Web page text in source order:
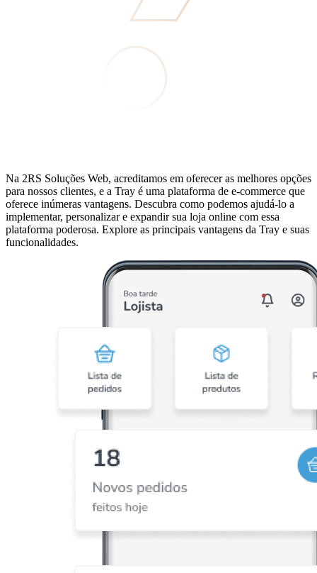
Na 2RS Soluções Web, acreditamos em oferecer as melhores opções
para nossos clientes, e a Tray é uma plataforma de e-commerce que
oferece inúmeras vantagens. Descubra como podemos ajudá-lo a
implementar, personalizar e expandir sua loja online com essa
plataforma poderosa. Explore as principais vantagens da Tray e suas
funcionalidades.